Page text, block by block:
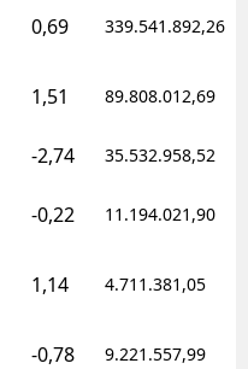
0,69 339.541.892,26
1,51 89.808.012,69
-2,74 35.532.958,52
-0,22 11.194.021,90
1,14 4.711.381,05
-0,78 9.221.557,99